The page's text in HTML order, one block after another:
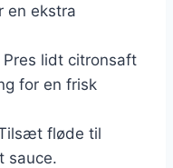
en ekstra
Pres lidt citronsaft
for en frisk
fløde til
sauce.